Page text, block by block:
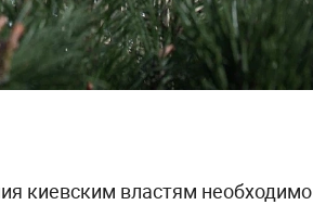
киевским властям необходимо